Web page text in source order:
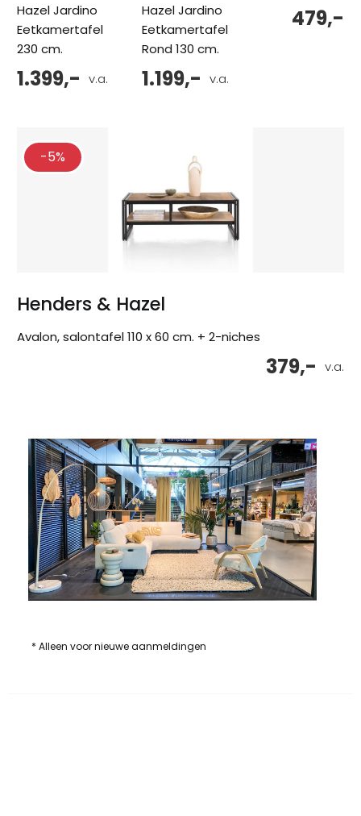
Hazel Jardino
Eetkamertafel
230 cm.
v.a.
1.399,-
Hazel Jardino
Eetkamertafel
Rond 130 cm.
v.a.
1.199,-
479,-
-5%
Henders & Hazel
Avalon, salontafel 110 x 60 cm. + 2-niches
v.a.
379,-
* Alleen voor nieuwe aanmeldingen